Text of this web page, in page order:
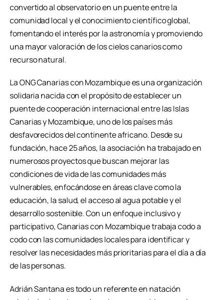
convertido al observatorio en un puente entre la
comunidad local y el conocimiento científico global,
fomentando el interés por la astronomía y promoviendo
una mayor valoración de los cielos canarios como
recurso natural.
La ONG Canarias con Mozambique es una organización
solidaria nacida con el propósito de establecer un
puente de cooperación internacional entre las Islas
Canarias y Mozambique, uno de los países más
desfavorecidos del continente africano. Desde su
fundación, hace 25 años, la asociación ha trabajado en
numerosos proyectos que buscan mejorar las
condiciones de vida de las comunidades más
vulnerables, enfocándose en áreas clave como la
educación, la salud, el acceso al agua potable y el
desarrollo sostenible. Con un enfoque inclusivo y
participativo, Canarias con Mozambique trabaja codo a
codo con las comunidades locales para identificar y
resolver las necesidades más prioritarias para el día a día
de las personas.
Adrián Santana es todo un referente en natación